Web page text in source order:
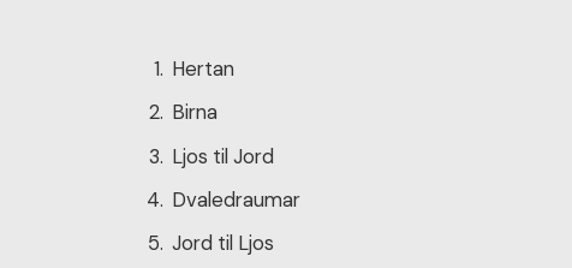
Hertan
Birna
Ljos til Jord
Dvaledraumar
Jord til Ljos